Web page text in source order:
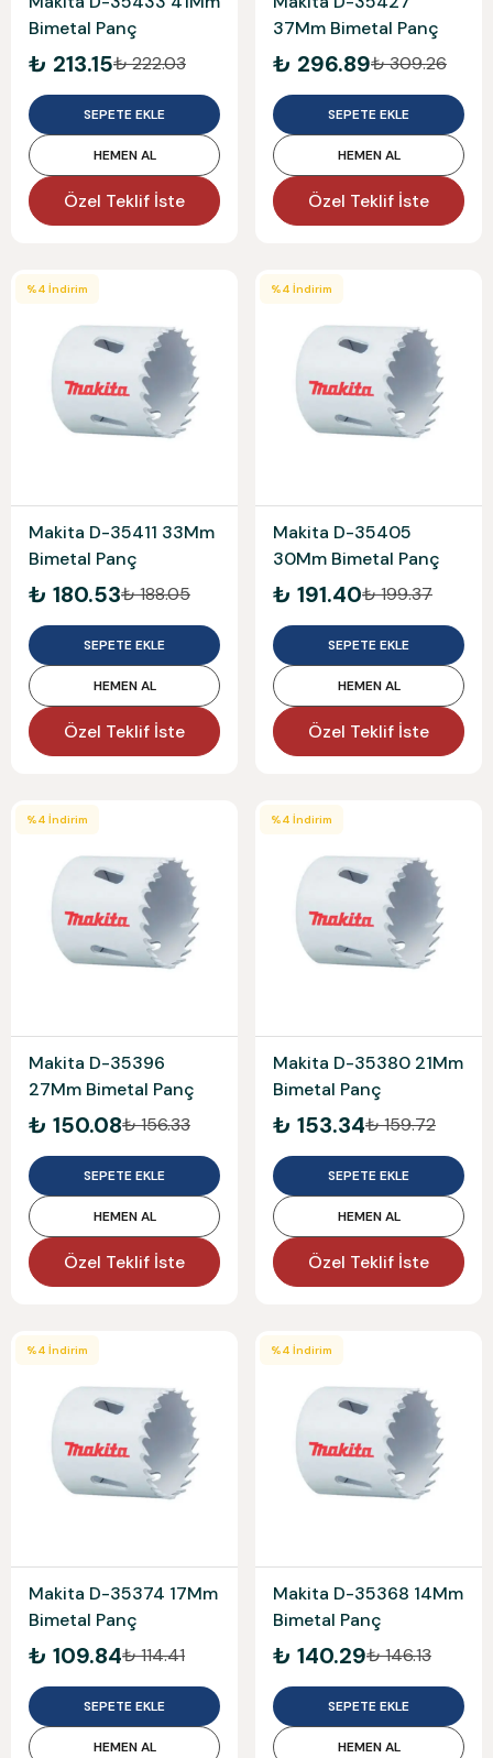
Bimetal Panç
₺ 213.15₺ 222.03
SEPETE EKLE
HEMEN AL
Özel Teklif İste
37Mm Bimetal Panç
₺ 296.89₺ 309.26
SEPETE EKLE
HEMEN AL
Özel Teklif İste
%4 İndirim
Makita D-35411 33Mm
Bimetal Panç
₺ 180.53₺ 188.05
SEPETE EKLE
HEMEN AL
Özel Teklif İste
%4 İndirim
Makita D-35405
30Mm Bimetal Panç
₺ 191.40₺ 199.37
SEPETE EKLE
HEMEN AL
Özel Teklif İste
%4 İndirim
Makita D-35396
27Mm Bimetal Panç
₺ 150.08₺ 156.33
SEPETE EKLE
HEMEN AL
Özel Teklif İste
%4 İndirim
Makita D-35380 21Mm
Bimetal Panç
₺ 153.34₺ 159.72
SEPETE EKLE
HEMEN AL
Özel Teklif İste
%4 İndirim
Makita D-35374 17Mm
Bimetal Panç
₺ 109.84₺ 114.41
SEPETE EKLE
HEMEN AL
%4 İndirim
Makita D-35368 14Mm
Bimetal Panç
₺ 140.29₺ 146.13
SEPETE EKLE
HEMEN AL